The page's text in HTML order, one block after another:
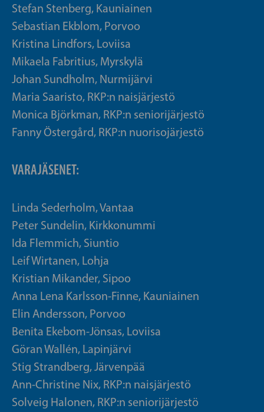
Stefan Stenberg, Kauniainen
Sebastian Ekblom, Porvoo
Kristina Lindfors, Loviisa
Mikaela Fabritius, Myrskylä
Johan Sundholm, Nurmijärvi
Maria Saaristo, RKP:n naisjärjestö
Monica Björkman, RKP:n seniorijärjestö
Fanny Östergård, RKP:n nuorisojärjestö
VARAJÄSENET:
Linda Sederholm, Vantaa
Peter Sundelin, Kirkkonummi
Ida Flemmich, Siuntio
Leif Wirtanen, Lohja
Kristian Mikander, Sipoo
Anna Lena Karlsson-Finne, Kauniainen
Elin Andersson, Porvoo
Benita Ekebom-Jönsas, Loviisa
Göran Wallén, Lapinjärvi
Stig Strandberg, Järvenpää
Ann-Christine Nix, RKP:n naisjärjestö
Solveig Halonen, RKP:n seniorijärjestö